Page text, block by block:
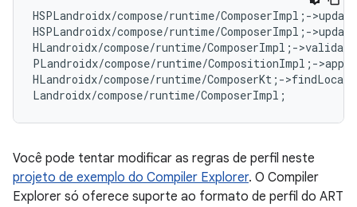
HSPLandroidx/compose/runtime/ComposerImpl ; -
HSPLandroidx/compose/runtime/ComposerImpl ; -
HLandroidx/compose/runtime/ComposerImpl ; -
PLandroidx/compose/runtime/CompositionImpl ; -
HLandroidx/compose/runtime/ComposerKt ; -
Landroidx/compose/runtime/ComposerImpl ;
Você pode tentar modificar as regras de perfil neste
projeto de exemplo do Compiler Explorer. O Compiler
Explorer só oferece suporte ao formato de perfil do ART